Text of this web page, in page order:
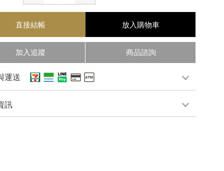
直接結帳 放入購物車
加入追蹤 商品諮詢
運送
訊